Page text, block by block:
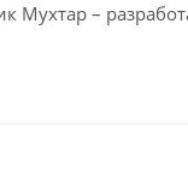
Мухтар –